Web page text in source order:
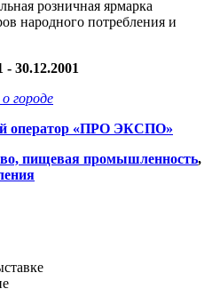
розничная ярмарка
народного потребления и
- 30.12.2001
городе
оператор «ПРО ЭКСПО»
пищевая промышленность,